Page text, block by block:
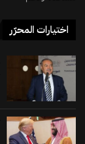
اختيارات المحرّر